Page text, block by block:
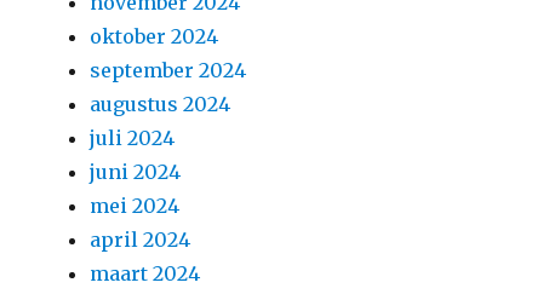
oktober 2024
september 2024
augustus 2024
juli 2024
juni 2024
mei 2024
april 2024
maart 2024